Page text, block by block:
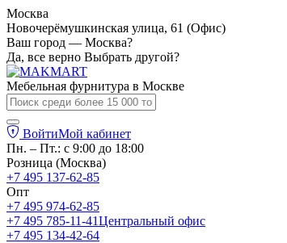
Москва
Новочерёмушкинская улица, 61 (Офис)
Ваш город — Москва?
Да, все верно Выбрать другой?
Мебельная фурнитура в Москве
ВойтиМой кабинет
Пн. – Пт.: с 9:00 до 18:00
Розница (Москва)
+7 495 137-62-85
Опт
+7 495 974-62-85
+7 495 785-11-41Центральный офис
+7 495 134-42-64